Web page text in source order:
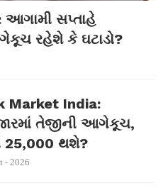
સપ્તાહે
રહેશે કે ઘટાડો?
Market India:
તેજીની આગેકૂચ,
25,000 થશે?
- 2026